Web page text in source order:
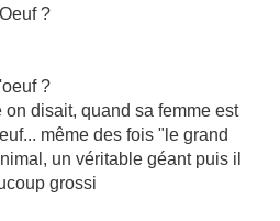
?
?
disait, quand sa femme est
même des fois "le grand
un véritable géant puis il
grossi